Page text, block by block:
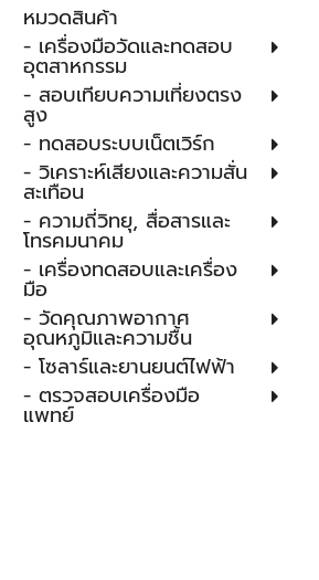
หมวดสินค้า
- เครื่องมือวัดและทดสอบ
อุตสาหกรรม
- สอบเทียบความเที่ยงตรง
สูง
- ทดสอบระบบเน็ตเวิร์ก
- วิเคราะห์เสียงและความสั่น
สะเทือน
- ความถี่วิทยุ, สื่อสารและ
โทรคมนาคม
- เครื่องทดสอบและเครื่อง
มือ
- วัดคุณภาพอากาศ
อุณหภูมิและความชื้น
- โซลาร์และยานยนต์ไฟฟ้า
- ตรวจสอบเครื่องมือ
แพทย์